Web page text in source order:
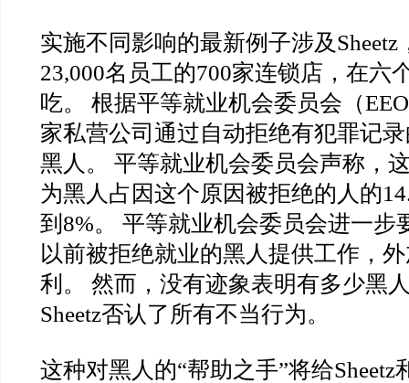
实施不同影响的最新例子涉及
23,000名员工的700家连锁店，在六
吃。 根据平等就业机会委员会（
家私营公司通过自动拒绝有犯罪记
黑人。 平等就业机会委员会声称，
为黑人占因这个原因被拒绝的人的
到8%。 平等就业机会委员会进一步
以前被拒绝就业的黑人提供工作，
利。 然而，没有迹象表明有多少黑
Sheetz否认了所有不当行为。
这种对黑人的“帮助之手”将给Sheetz